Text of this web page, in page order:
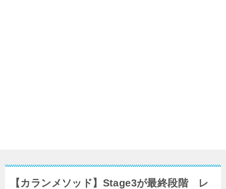
【カランメソッド】Stage3が最終段階 レ